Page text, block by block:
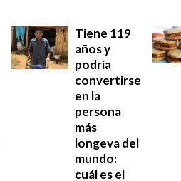
Tiene 119
años y
podría
convertirse
en la
persona
más
longeva del
mundo:
cuál es el